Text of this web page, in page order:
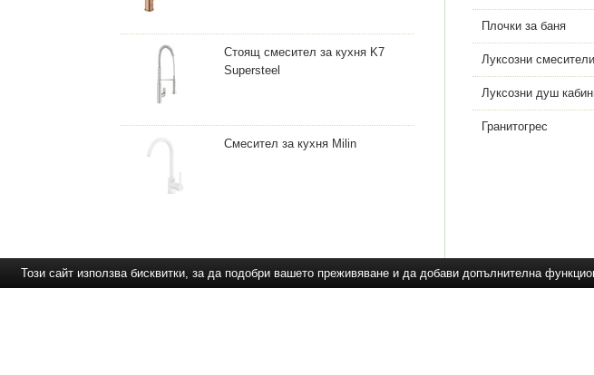
Стоящ смесител за кухня K7
Supersteel
Смесител за кухня Milin
Плочки за баня
Луксозни
Луксозни душ
Гранитогрес
Този сайт използва бисквитки, за да подобри вашето преживяване и да добави допълнителна